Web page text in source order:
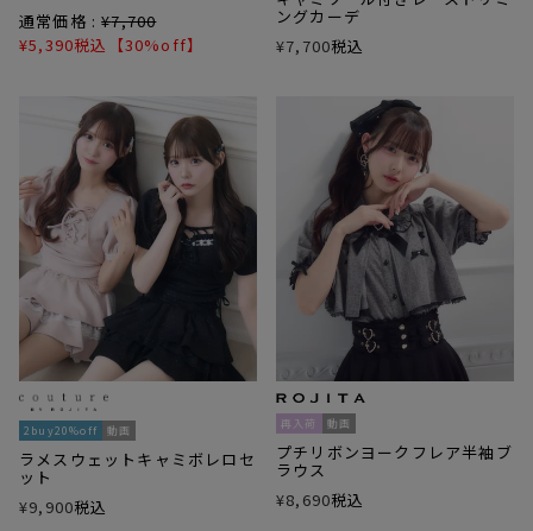
通常価格 : ¥7,700
¥5,390税込 【30%off】
ングカーデ
¥7,700税込
2buy20%off 動画
ラメスウェットキャミボレロセ
ット
¥9,900税込
再入荷 動画
プチリボンヨークフレア半袖ブ
ラウス
¥8,690税込